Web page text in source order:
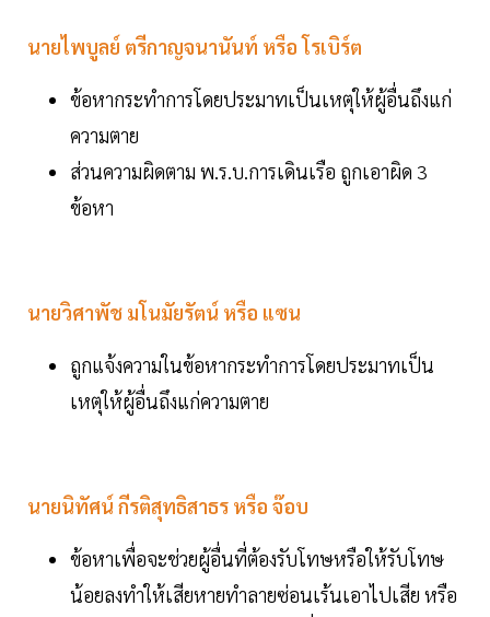
นายไพบูลย์ ตรีกาญจนานันท์ หรือ โรเบิร์ต
ข้อหากระทำการโดยประมาทเป็นเหตุให้ผู้อื่นถึงแก่
ความตาย
ส่วนความผิดตาม พ.ร.บ.การเดินเรือ ถูกเอาผิด 3
ข้อหา
นายวิศาพัช มโนมัยรัตน์ หรือ แซน
ถูกแจ้งความในข้อหากระทำการโดยประมาทเป็น
เหตุให้ผู้อื่นถึงแก่ความตาย
นายนิทัศน์ กีรติสุทธิสาธร หรือ จ๊อบ
ข้อหาเพื่อจะช่วยผู้อื่นที่ต้องรับโทษหรือให้รับโทษ
น้อยลงทำให้เสียหายทำลายซ่อนเร้นเอาไปเสีย หรือ